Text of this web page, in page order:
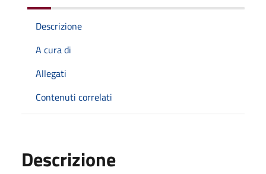
Descrizione
A cura di
Allegati
Contenuti correlati
Descrizione